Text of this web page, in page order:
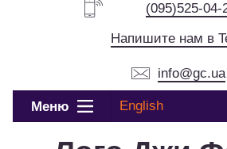
(095)525-04-
Напишите нам в
info@gc.ua
Меню English